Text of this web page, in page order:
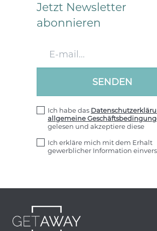
Jetzt Newsletter
abonnieren
Ich habe das
allgemeine
gelesen und akzeptiere diese
Ich erkläre mich mit dem Erhalt
gewerblicher Information